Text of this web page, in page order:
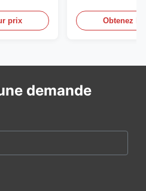
mm et
m3/h
prix
et de Obtenez
demande